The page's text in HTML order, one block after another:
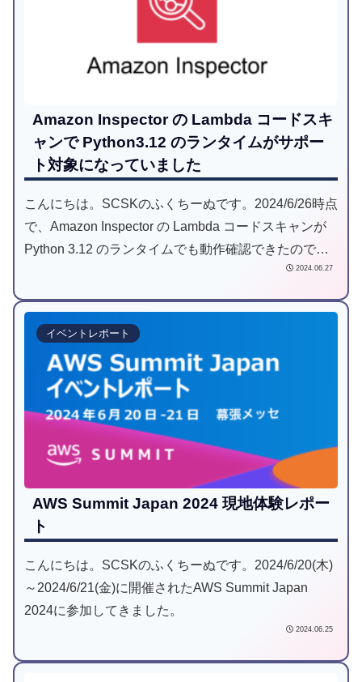
Amazon Inspector の Lambda コードスキ
ャンで Python3.12 のランタイムがサポー
ト対象になっていました
こんにちは。SCSKのふくちーぬです。2024/6/26時点
で、Amazon Inspector の Lambda コードスキャンが
Python 3.12 のランタイムでも動作確認できたので紹
2024.06.27
イベントレポート
AWS Summit Japan 2024 現地体験レポー
ト
こんにちは。SCSKのふくちーぬです。2024/6/20(木)
～2024/6/21(金)に開催されたAWS Summit Japan
2024に参加してきました。
2024.06.25